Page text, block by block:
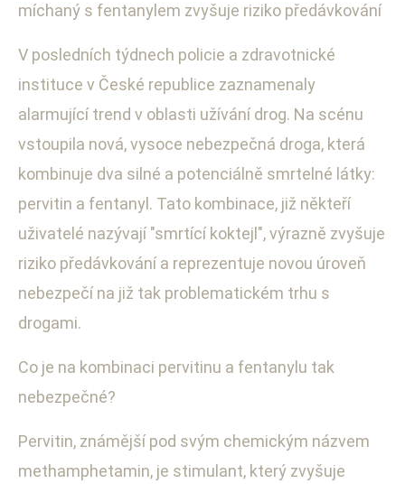
Nový smrtící mix na trhu: Pervitin
s fentanylem zvyšuje rizika
26. 9. 2025 · 4 min čtení · Autor: Anna Švecová
míchaný s fentanylem zvyšuje riziko předávkování
V posledních týdnech policie a zdravotnické
instituce v České republice zaznamenaly
alarmující trend v oblasti užívání drog. Na scénu
vstoupila nová, vysoce nebezpečná droga, která
kombinuje dva silné a potenciálně smrtelné látky:
pervitin a fentanyl. Tato kombinace, již někteří
uživatelé nazývají "smrtící koktejl", výrazně zvyšuje
riziko předávkování a reprezentuje novou úroveň
nebezpečí na již tak problematickém trhu s
drogami.
Co je na kombinaci pervitinu a fentanylu tak
nebezpečné?
Pervitin, známější pod svým chemickým názvem
methamphetamin, je stimulant, který zvyšuje